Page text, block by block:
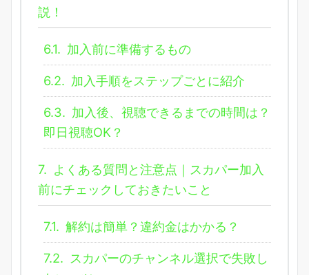
説！
6.1. 加入前に準備するもの
6.2. 加入手順をステップごとに紹介
6.3. 加入後、視聴できるまでの時間は？
即日視聴OK？
7. よくある質問と注意点｜スカパー加入
前にチェックしておきたいこと
7.1. 解約は簡単？違約金はかかる？
7.2. スカパーのチャンネル選択で失敗し